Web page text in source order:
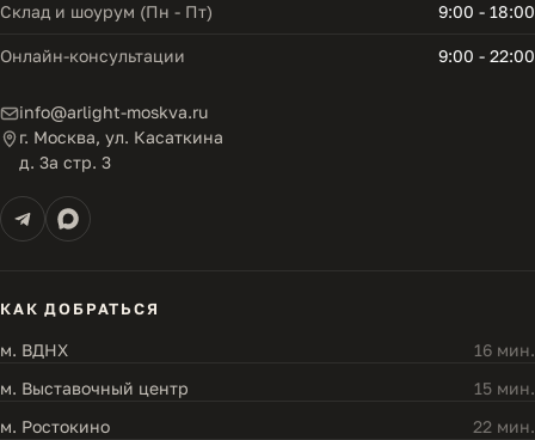
Склад и шоурум (Пн - Пт) 9:00 - 18:00
Онлайн-консультации 9:00 - 22:00
info@arlight-moskva.ru
г. Москва, ул. Касаткина
д. 3а стр. 3
КАК ДОБРАТЬСЯ
м. ВДНХ
16 мин.
м. Выставочный центр
15 мин.
м. Ростокино
22 мин.